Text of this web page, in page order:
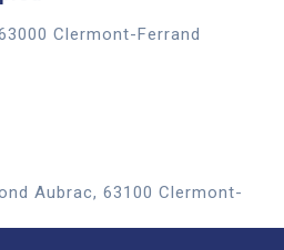
Clermont-Ferrand
Aubrac, 63100 Clermont-